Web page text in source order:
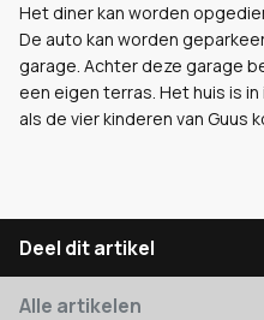
Het diner kan worden
De auto kan worden
garage. Achter deze garage
een eigen terras. Het huis is
als de vier kinderen van Guus
Deel dit artikel
Alle artikelen